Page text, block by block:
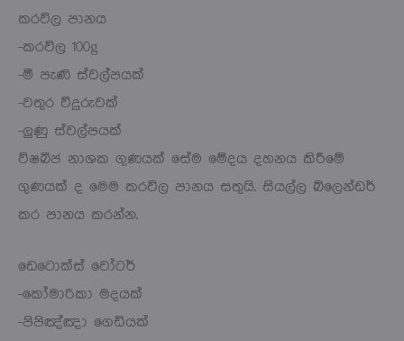
කරවිල පානය
-කරවිල 100g
-මී පැණි ස්වල්පයක්
-වතුර වීදුරුවක්
-ලුණු ස්වල්පයක්
විෂබීජ නාශක ගුණයක් සේම මේදය දහනය කිරීමේ
ගුණයක් ද මෙම කරවිල පානය සතුයි. සියල්ල බ්ලෙන්ඩර්
කර පානය කරන්න.
ඩෙටොක්ස් වෝටර්
-කෝමාරිකා මදයක්
-පිපිඤ්ඤා ගෙඩියක්